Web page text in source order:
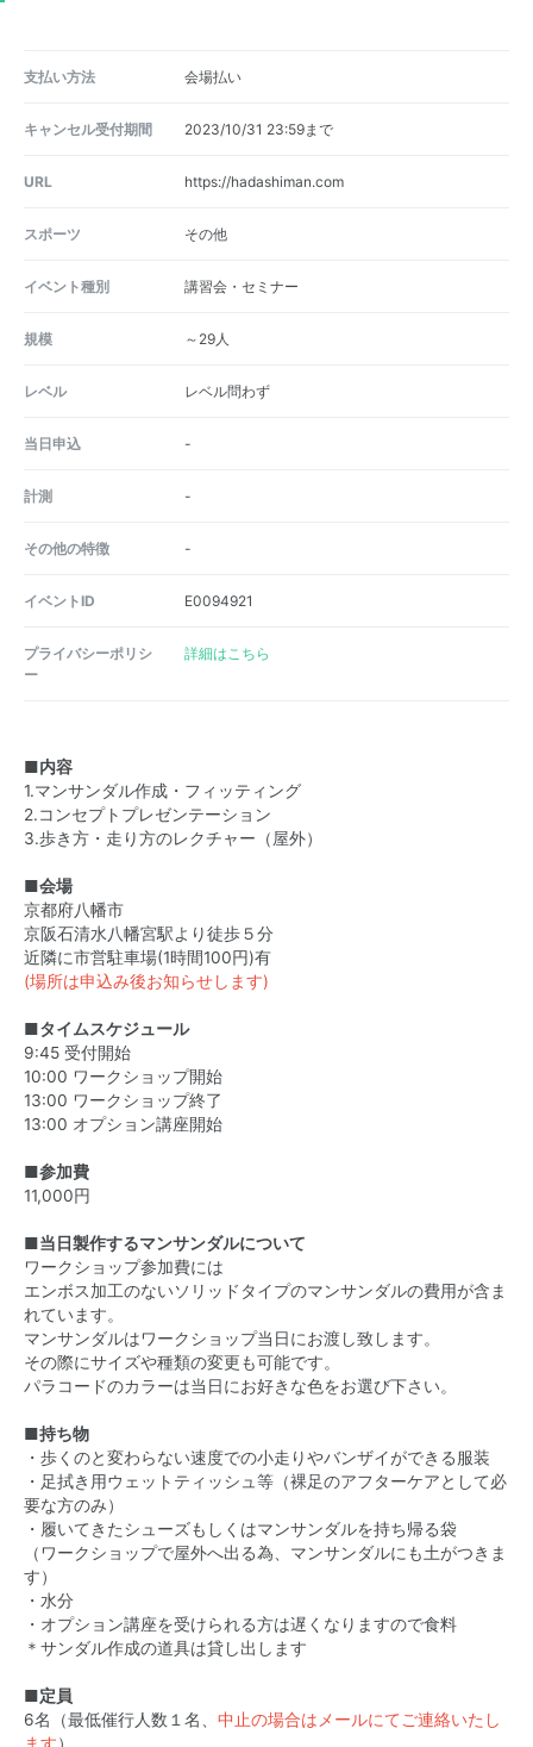
支払い方法 会場払い
キャンセル受付期間 2023/10/31 23:59まで
URL https://hadashiman.com
スポーツ その他
イベント種別 講習会・セミナー
規模 ～29人
レベル レベル問わず
当日申込 -
計測 -
その他の特徴 -
イベントID E0094921
プライバシーポリシ
ー
詳細はこちら
■内容
1.マンサンダル作成・フィッティング
2.コンセプトプレゼンテーション
3.歩き方・走り方のレクチャー（屋外）
■会場
京都府八幡市
京阪石清水八幡宮駅より徒歩５分
近隣に市営駐車場(1時間100円)有
(場所は申込み後お知らせします)
■タイムスケジュール
9:45 受付開始
10:00 ワークショップ開始
13:00 ワークショップ終了
13:00 オプション講座開始
■参加費
11,000円
■当日製作するマンサンダルについて
ワークショップ参加費には
エンボス加工のないソリッドタイプのマンサンダルの費用が含ま
れています。
マンサンダルはワークショップ当日にお渡し致します。
その際にサイズや種類の変更も可能です。
パラコードのカラーは当日にお好きな色をお選び下さい。
■持ち物
・歩くのと変わらない速度での小走りやバンザイができる服装
・足拭き用ウェットティッシュ等（裸足のアフターケアとして必
要な方のみ）
・履いてきたシューズもしくはマンサンダルを持ち帰る袋
（ワークショップで屋外へ出る為、マンサンダルにも土がつきま
す）
・水分
・オプション講座を受けられる方は遅くなりますので食料
＊サンダル作成の道具は貸し出します
■定員
6名（最低催行人数１名、 中止の場合はメールにてご連絡いたし